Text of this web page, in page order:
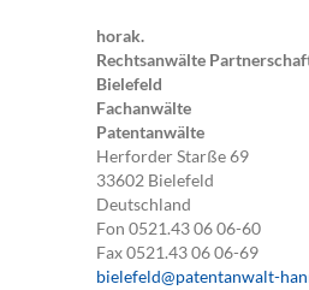
horak.
Rechtsanwälte
Bielefeld
Fachanwälte
Patentanwälte
Herforder Starße 69
33602 Bielefeld
Deutschland
Fon0521.43 06 06-60
Fax0521.43 06 06-69
bielefeld@patentanwalt-